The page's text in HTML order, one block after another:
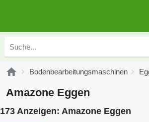
Bodenbearbeitungsmaschinen
Amazone Eggen
173 Anzeigen: Amazone Eggen